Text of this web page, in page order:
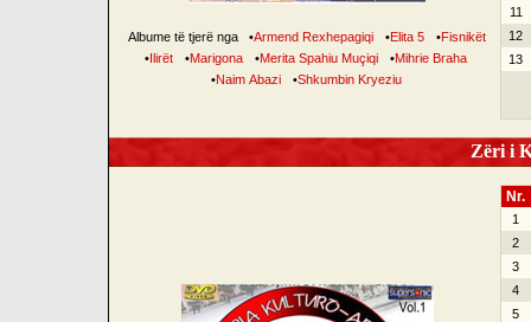
Albume të tjerë nga •Armend Rexhepagiqi •Elita 5 •Fisnikët
•Ilirët •Marigona •Merita Spahiu Muçiqi •Mihrie Braha
•Naim Abazi •Shkumbin Kryeziu
11
12
13
Zëri i
Nr.
1
2
3
4
5